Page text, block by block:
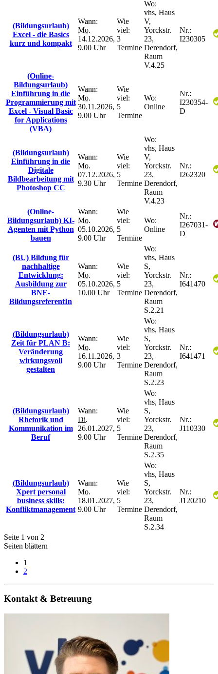
(Bildungsurlaub)
Excel - die Basics
kurz und kompakt
Wann:
Mo.
14.12.2026,
9.00 Uhr
Wie
viel:
3
Termine
Wo:
vhs, Haus
V,
Yorckstr.
23,
Derendorf,
Raum
V.4.25
Nr.:
I230305
(Online-
Bildungsurlaub)
Einführung in die
Programmierung mit
Excel - Visual Basic
for Applications
(VBA)
Wann:
Mo.
30.11.2026,
9.00 Uhr
Wie
viel:
5
Termine
Wo:
Online
Nr.:
I230354-
D
(Bildungsurlaub)
Einführung in die
Digitale
Bildbearbeitung mit
Photoshop CC
Wann:
Mo.
07.12.2026,
9.30 Uhr
Wie
viel:
5
Termine
Wo:
vhs, Haus
V,
Yorckstr.
23,
Derendorf,
Raum
V.4.23
Nr.:
I262320
(Online-
Bildungsurlaub) KI-
Agenten mit Python
bauen
Wann:
Mo.
05.10.2026,
9.00 Uhr
Wie
viel:
5
Termine
Wo:
Online
Nr.:
I267031-
D
(BU) Bildung für
nachhaltige
Entwicklung:
Ausbildung zur
BNE-
BildungsreferentIn
Wann:
Mo.
05.10.2026,
10.00 Uhr
Wie
viel:
5
Termine
Wo:
vhs, Haus
S,
Yorckstr.
23,
Derendorf,
Raum
S.2.21
Nr.:
I641470
(Bildungsurlaub)
Zeit für PLAN B:
Veränderung
wirkungsvoll
gestalten
Wann:
Mo.
16.11.2026,
9.00 Uhr
Wie
viel:
3
Termine
Wo:
vhs, Haus
S,
Yorckstr.
23,
Derendorf,
Raum
S.2.23
Nr.:
I641471
(Bildungsurlaub)
Rhetorik und
Kommunikation im
Beruf
Wann:
Di.
26.01.2027,
9.00 Uhr
Wie
viel:
5
Termine
Wo:
vhs, Haus
S,
Yorckstr.
23,
Derendorf,
Raum
S.2.35
Nr.:
J110330
(Bildungsurlaub)
Xpert personal
business skills:
Konfliktmanagement
Wann:
Mo.
18.01.2027,
9.00 Uhr
Wie
viel:
5
Termine
Wo:
vhs, Haus
S,
Yorckstr.
23,
Derendorf,
Raum
S.2.34
Nr.:
J120210
Seite 1 von 2
Seiten blättern
1
2
Kontakt & Betreuung